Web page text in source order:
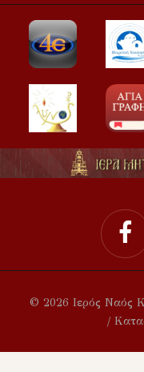
© 2026 Ιερός Ναός
/